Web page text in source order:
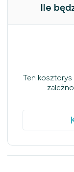
Ile
Ten